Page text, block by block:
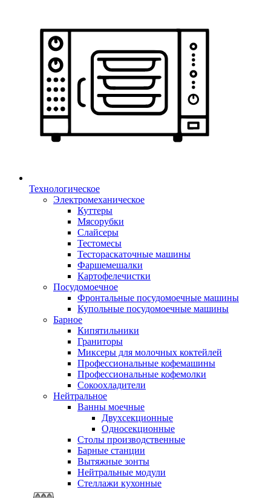
Технологическое
Электромеханическое
Куттеры
Мясорубки
Слайсеры
Тестомесы
Тестораскаточные машины
Фаршемешалки
Картофелечистки
Посудомоечное
Фронтальные посудомоечные машины
Купольные посудомоечные машины
Барное
Кипятильники
Граниторы
Миксеры для молочных коктейлей
Профессиональные кофемашины
Профессиональные кофемолки
Сокоохладители
Нейтральное
Ванны моечные
Двухсекционные
Односекционные
Столы производственные
Барные станции
Вытяжные зонты
Нейтральные модули
Стеллажи кухонные